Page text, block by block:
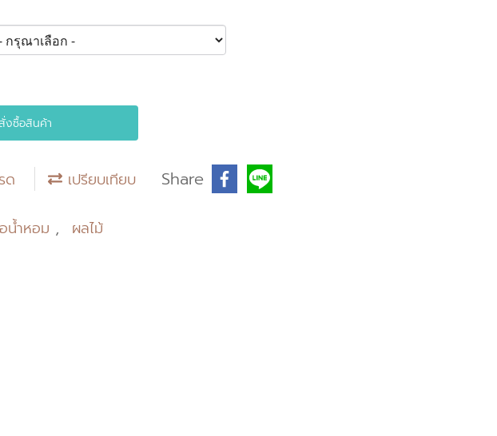
งซื้อสินค้า
ด เปรียบเทียบ Share
น้ำหอม , ผลไม้